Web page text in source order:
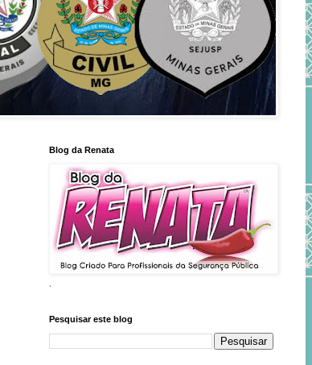
Blog da Renata
.
Pesquisar este blog